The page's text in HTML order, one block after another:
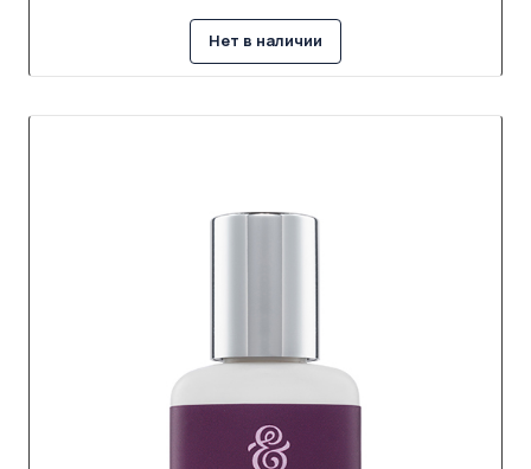
Нет в наличии